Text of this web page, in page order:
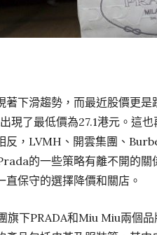
下滑趨勢，而最近股價更是
現了最低價為27.1港元。這
反，LVMH、開雲集團、
的一些策略有離不開的關
保守的選擇降價和關店。
旗下PRADA和Miu Miu兩個